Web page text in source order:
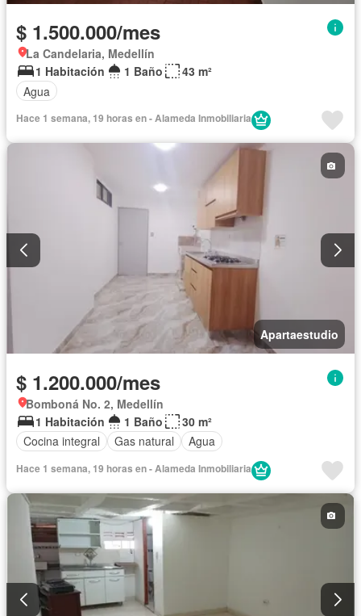
$ 1.500.000/mes
La Candelaria, Medellín
1 Habitación
1 Baño
43 m²
Agua
Hace 1 semana, 19 horas en - Alameda Inmobiliaria
Apartaestudio
$ 1.200.000/mes
Bomboná No. 2, Medellín
1 Habitación
1 Baño
30 m²
Cocina integral
Gas natural Agua
Hace 1 semana, 19 horas en - Alameda Inmobiliaria